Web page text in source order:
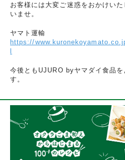
お客様には大変ご迷惑をおかけい
いませ。
ヤマト運輸
https://
今後ともUJURO byヤマダイ食品を
す。